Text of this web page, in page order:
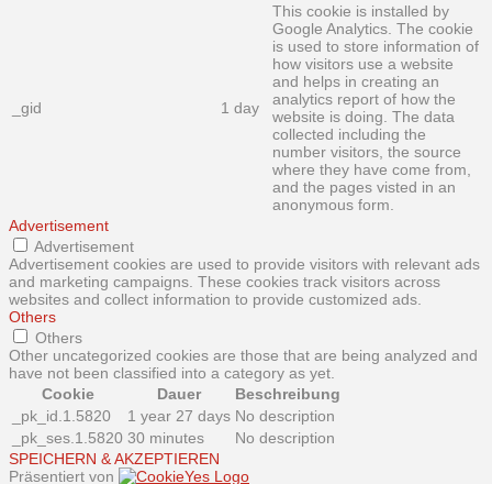
_gid 1 day
This cookie is installed by
Google Analytics. The cookie
is used to store information of
how visitors use a website
and helps in creating an
analytics report of how the
website is doing. The data
collected including the
number visitors, the source
where they have come from,
and the pages visted in an
anonymous form.
Advertisement
Advertisement
Advertisement cookies are used to provide visitors with relevant ads
and marketing campaigns. These cookies track visitors across
websites and collect information to provide customized ads.
Others
Others
Other uncategorized cookies are those that are being analyzed and
have not been classified into a category as yet.
Cookie
Dauer
Beschreibung
_pk_id.1.5820
1 year 27 days No description
_pk_ses.1.5820 30 minutes
No description
SPEICHERN & AKZEPTIEREN
Präsentiert von